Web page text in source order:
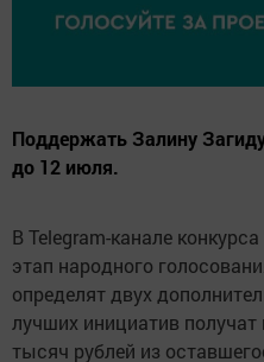
Поддержать Залину
до 12 июля.
В Telegram-канале
этап народного
определят двух
лучших инициатив
тысяч рублей из